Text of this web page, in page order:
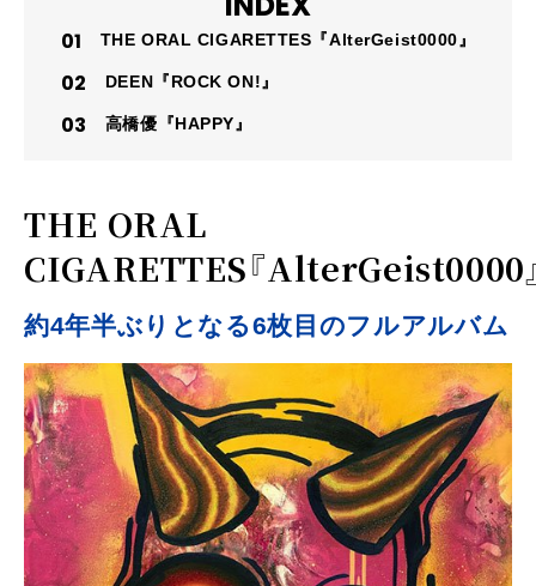
THE ORAL CIGARETTES『AlterGeist0000』
DEEN『ROCK ON!』
高橋優『HAPPY』
THE ORAL
CIGARETTES『AlterGeist0000
約4年半ぶりとなる6枚目のフルアルバム